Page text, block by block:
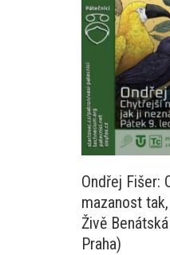
Ondřej Fišer:
mazanost
Živě
Praha)